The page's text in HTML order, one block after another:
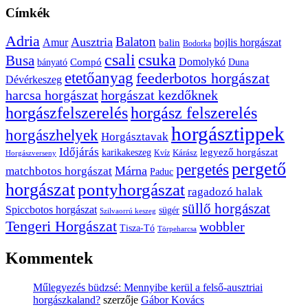
Címkék
Adria Amur Ausztria Balaton balin Bodorka bojlis horgászat
Busa bányató Compó csalicsuka Domolykó Duna
Dévérkeszeg etetőanyag feederbotos horgászat
harcsa horgászathorgászat kezdőknek
horgászfelszereléshorgász felszerelés
horgászhelyek Horgásztavak horgásztippek
Horgászverseny Időjárás karikakeszeg Kvíz Kárász legyező horgászat
matchbotos horgászat Márna Paduc pergetéspergető
horgászatpontyhorgászat ragadozó halak
Spiccbotos horgászat Szilvaorrú keszeg sügér süllő horgászat
Tengeri Horgászat Tisza-Tó Törpeharcsa wobbler
Kommentek
Műlegyezés büdzsé: Mennyibe kerül a felső-ausztriai
horgászkaland? szerzője Gábor Kovács